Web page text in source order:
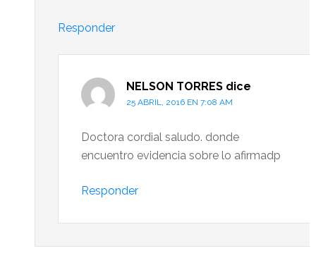
Responder
NELSON TORRES dice
25 ABRIL, 2016 EN 7:08 AM
Doctora cordial saludo. donde
encuentro evidencia sobre lo afirmadp
Responder